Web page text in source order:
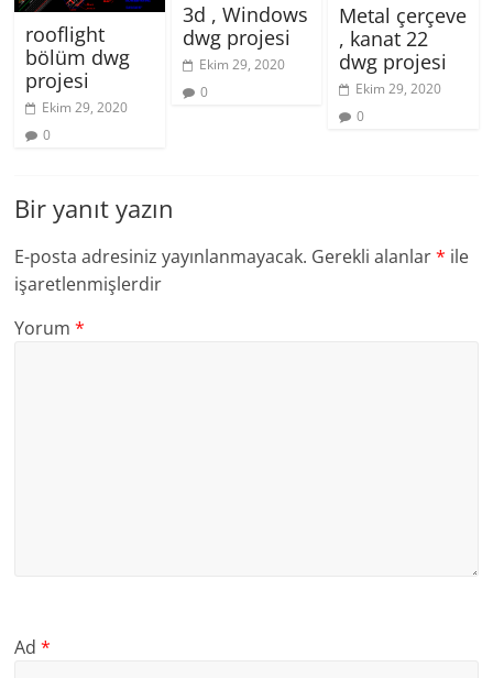
rooflight
bölüm dwg
projesi
Ekim 29, 2020
0
3d , Windows
dwg projesi
Ekim 29, 2020
0
Metal çerçeve
, kanat 22
dwg projesi
Ekim 29, 2020
0
Bir yanıt yazın
E-posta adresiniz yayınlanmayacak. Gerekli alanlar* ile
işaretlenmişlerdir
Yorum*
Ad*